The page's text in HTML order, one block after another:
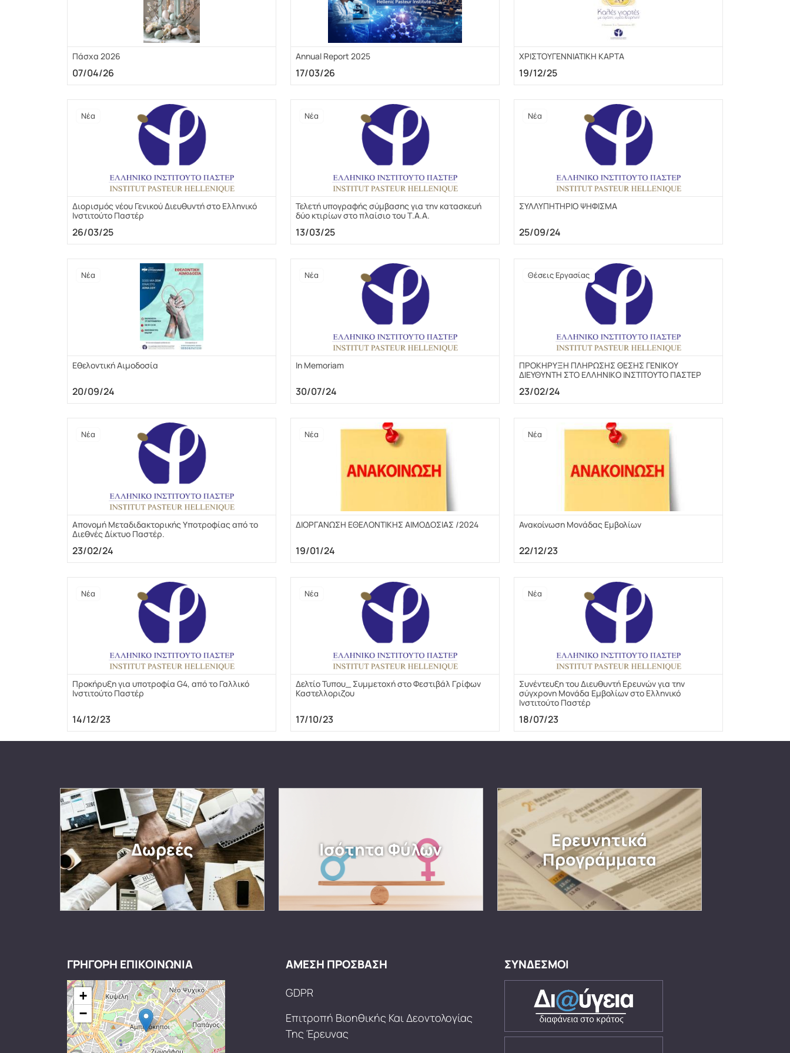
Πάσχα 2026
07/04/26
Annual Report 2025
17/03/26
ΧΡΙΣΤΟΥΓΕΝΝΙΑΤΙΚΗ ΚΑΡΤΑ
19/12/25
Νέα
Διορισμός νέου Γενικού Διευθυντή στο Ελληνικό
Ινστιτούτο Παστέρ
26/03/25
Νέα
Τελετή υπογραφής σύμβασης για την κατασκευή
δύο κτιρίων στο πλαίσιο του Τ.Α.Α.
13/03/25
Νέα
ΣΥΛΛΥΠΗΤΗΡΙΟ ΨΗΦΙΣΜΑ
25/09/24
Νέα
Εθελοντική Αιμοδοσία
20/09/24
Νέα
In Memoriam
30/07/24
Θέσεις Εργασίας
ΠΡΟΚΗΡΥΞΗ ΠΛΗΡΩΣΗΣ ΘΕΣΗΣ ΓΕΝΙΚΟΥ
ΔΙΕΥΘΥΝΤΗ ΣΤΟ ΕΛΛΗΝΙΚΟ ΙΝΣΤΙΤΟΥΤΟ ΠΑΣΤΕΡ
23/02/24
Νέα
Απονομή Μεταδιδακτορικής Υποτροφίας από το
Διεθνές Δίκτυο Παστέρ.
23/02/24
Νέα
ΔΙΟΡΓΑΝΩΣΗ ΕΘΕΛΟΝΤΙΚΗΣ ΑΙΜΟΔΟΣΙΑΣ /2024
19/01/24
Νέα
Ανακοίνωση Μονάδας Εμβολίων
22/12/23
Νέα
Προκήρυξη για υποτροφία G4, από το Γαλλικό
Ινστιτούτο Παστέρ
14/12/23
Νέα
Δελτίο Τυπου_ Συμμετοχή στο Φεστιβάλ Γρίφων
Καστελλοριζου
17/10/23
Νέα
Συνέντευξη του Διευθυντή Ερευνών για την
σύγχρονη Μονάδα Εμβολίων στο Ελληνικό
Ινστιτούτο Παστέρ
18/07/23
Δωρεές Ισότητα Φύλων
Ερευνητικά
Προγράμματα
ΓΡΗΓΟΡΗ ΕΠΙΚΟΙΝΩΝΙΑ
+
−
ΑΜΕΣΗ ΠΡΟΣΒΑΣΗ
GDPR
Επιτροπή Βιοηθικής Και Δεοντολογίας
Της Έρευνας
ΣΥΝΔΕΣΜΟΙ